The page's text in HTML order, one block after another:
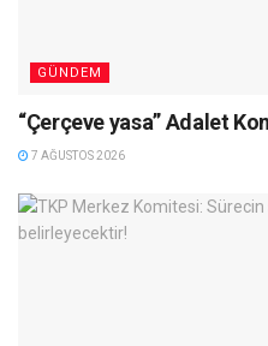
GÜNDEM
“Çerçeve yasa” Adalet
7 AĞUSTOS 2026